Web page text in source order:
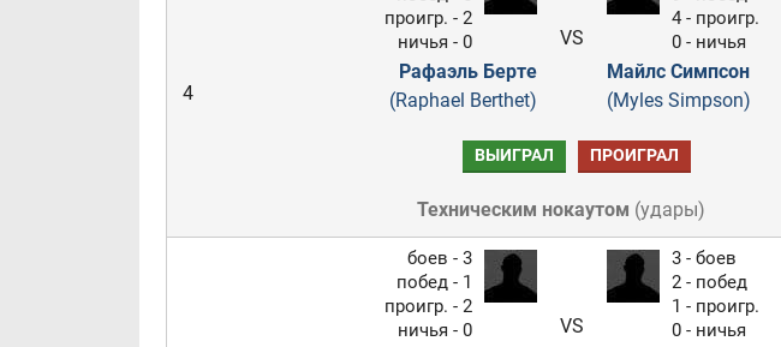
4
проигр. - 2
ничья - 0
Рафаэль Берте
(Raphael Berthet)
VS
4 - проигр.
0 - ничья
Майлс Симпсон
(Myles Simpson)
ВЫИГРАЛ ПРОИГРАЛ
Техническим нокаутом (удары)
боев - 3
побед - 1
проигр. - 2
ничья - 0
VS
3 - боев
2 - побед
1 - проигр.
0 - ничья